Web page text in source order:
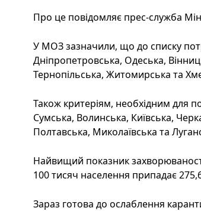
Про це повідомляє прес-служба
У МОЗ зазначили, що до списку
Дніпропетровська, Одеська,
Тернопільська, Житомирська та
Також критеріям, необхідним для
Сумська, Волинська, Київська,
Полтавська, Миколаївська та
Найвищий показник
100 тисяч населення припадає
Зараз готова до ослаблення